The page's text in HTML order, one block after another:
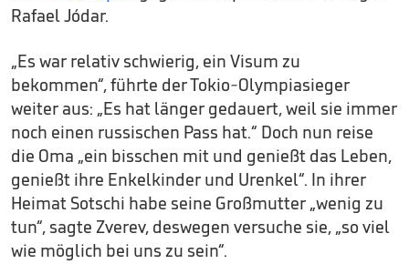
Rafael Jódar.
„Es war relativ schwierig, ein Visum zu
bekommen“, führte der Tokio-Olympiasieger
weiter aus: „Es hat länger gedauert, weil sie immer
noch einen russischen Pass hat.“ Doch nun reise
die Oma „ein bisschen mit und genießt das Leben,
genießt ihre Enkelkinder und Urenkel“. In ihrer
Heimat Sotschi habe seine Großmutter „wenig zu
tun“, sagte Zverev, deswegen versuche sie, „so viel
wie möglich bei uns zu sein“.